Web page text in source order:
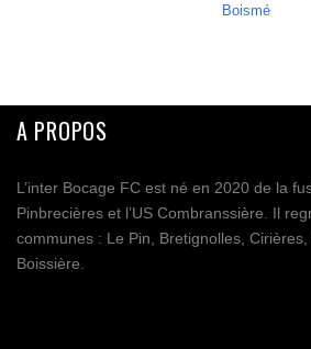
Boismé
A PROPOS
L’inter Bocage FC est né en 2020 de la
Pinbrecières et l’US Combranssière. Il
communes : Le Pin, Bretignolles,
Boissière.